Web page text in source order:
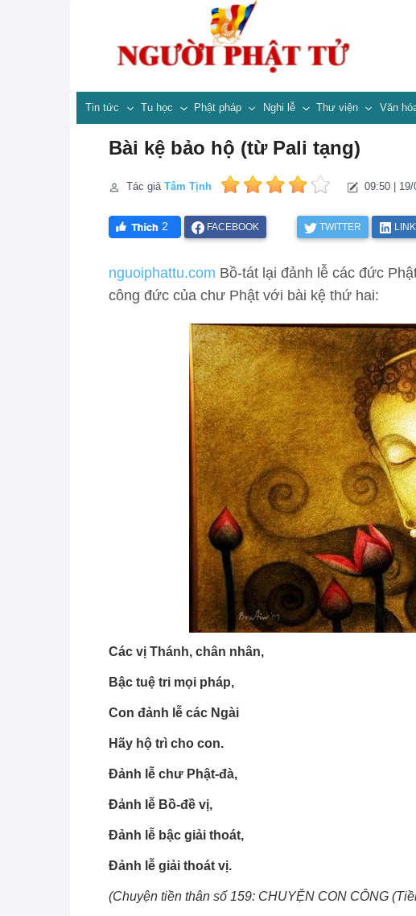
Tin tức Tu học Phật pháp Nghi lễ Thư viện Văn
Bài kệ bảo hộ (từ Pali tạng)
Tác giả Tâm Tịnh 09:50 | 19/
2 FACEBOOK TWITTER
nguoiphattu.com Bồ-tát lại đảnh lễ các đức
công đức của chư Phật với bài kệ thứ hai:
Các vị Thánh, chân nhân,
Bậc tuệ tri mọi pháp,
Con đảnh lễ các Ngài
Hãy hộ trì cho con.
Ðảnh lễ chư Phật-đà,
Ðảnh lễ Bồ-đề vị,
Ðảnh lễ bậc giải thoát,
Ðảnh lễ giải thoát vị.
(Chuyện tiền thân số 159: CHUYỆN CON CÔNG